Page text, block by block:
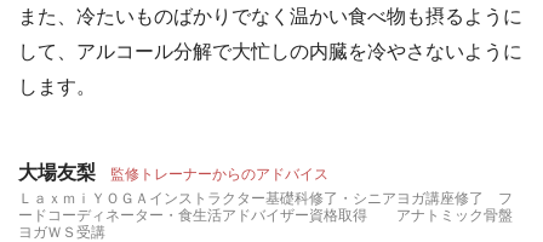
また、冷たいものばかりでなく温かい食べ物も摂るように
して、アルコール分解で大忙しの内臓を冷やさないように
します。
大場友梨 監修トレーナーからのアドバイス
ＬａｘｍｉＹＯＧＡインストラクター基礎科修了・シニアヨガ講座修了 フ
ードコーディネーター・食生活アドバイザー資格取得 アナトミック骨盤
ヨガＷＳ受講